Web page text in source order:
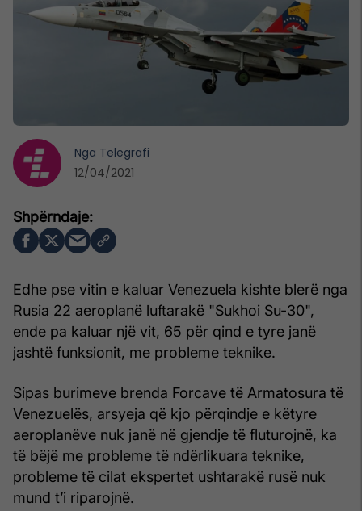
Edhe pse vitin e kaluar Venezuela kishte blerë nga
Rusia 22 aeroplanë luftarakë "Sukhoi Su-30",
ende pa kaluar një vit, 65 për qind e tyre janë
jashtë funksionit, me probleme teknike.
Sipas burimeve brenda Forcave të Armatosura të
Venezuelës, arsyeja që kjo përqindje e këtyre
aeroplanëve nuk janë në gjendje të fluturojnë, ka
të bëjë me probleme të ndërlikuara teknike,
probleme të cilat ekspertet ushtarakë rusë nuk
mund t’i riparojnë.
Nga Telegrafi
12/04/2021